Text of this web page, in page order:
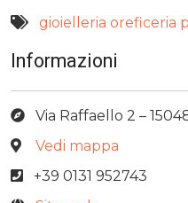
gioielleria oreficeria
Informazioni
Via Raffaello 2 –
Vedi mappa
+39 0131 952743